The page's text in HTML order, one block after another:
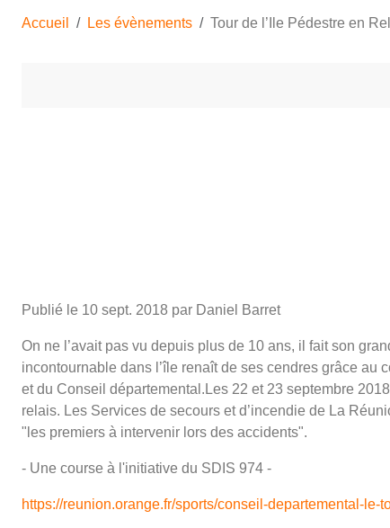
Accueil Les évènements Tour de l’Ile Pédestre en
Publié le 10 sept. 2018 par Daniel Barret
On ne l’avait pas vu depuis plus de 10 ans, il fait son
incontournable dans l’île renaît de ses cendres grâce au
et du Conseil départemental.Les 22 et 23 septembre
relais. Les Services de secours et d’incendie de La
"les premiers à intervenir lors des accidents".
- Une course à l'initiative du SDIS 974 -
https://reunion.orange.fr/sports/conseil-departemental-le-